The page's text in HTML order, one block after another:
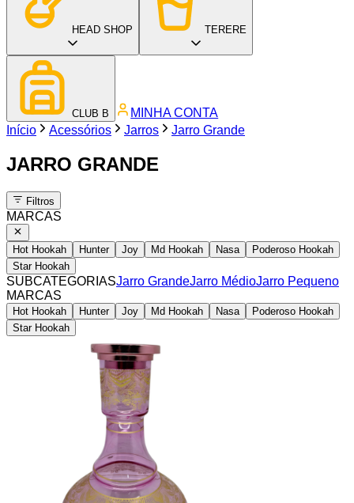
HEAD SHOP TERERE
CLUB B
MINHA CONTA
Início
Acessórios Jarros Jarro Grande
JARRO GRANDE
Filtros
MARCAS
Hot Hookah Hunter Joy Md Hookah Nasa
Poderoso Hookah
Star Hookah
SUBCATEGORIASJarro GrandeJarro MédioJarro Pequeno
MARCAS
Hot Hookah Hunter Joy Md Hookah Nasa
Poderoso Hookah
Star Hookah